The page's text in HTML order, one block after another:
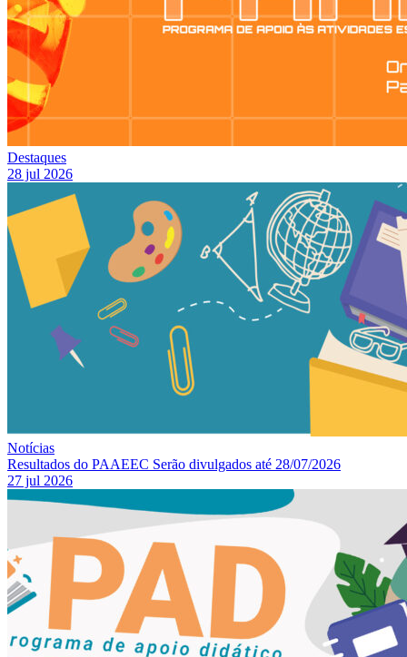
Destaques
28 jul 2026
Notícias
Resultados do PAAEEC Serão divulgados até 28/07/2026
27 jul 2026